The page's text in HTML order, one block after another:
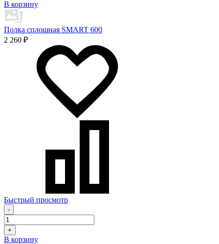
В корзину
Полка сплошная SMART 600
2 260 ₽
Быстрый просмотр
-
+
В корзину